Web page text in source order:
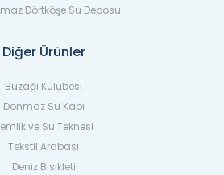
Dörtköşe Su Deposu
Diğer Ürünler
Buzağı Kulübesi
Donmaz Su Kabı
ve Su Teknesi
Tekstil Arabası
Deniz Bisikleti